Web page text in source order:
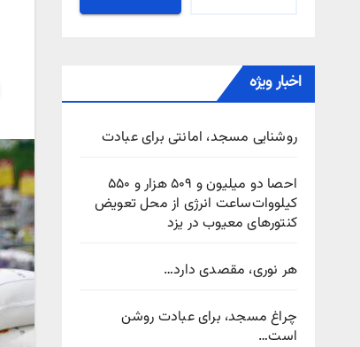
اخبار ویژه
روشنایی مسجد، امانتی برای عبادت
احصا دو میلیون و ۵۰۹ هزار و ۵۵۰
کیلووات‌ساعت انرژی از محل تعویض
کنتورهای معیوب در یزد
هر نوری، مقصدی دارد…
چراغ مسجد، برای عبادت روشن
است…